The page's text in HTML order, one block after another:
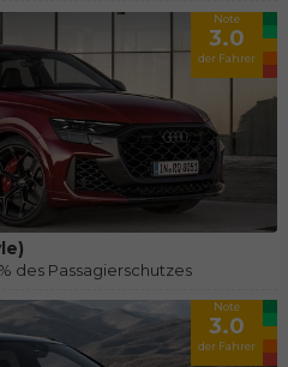
Note
3.0
der Fahrer
des Passagierschutzes
Note
3.0
der Fahrer